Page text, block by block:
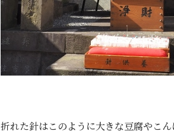
折れた針はこのように大きな豆腐やこ